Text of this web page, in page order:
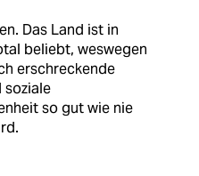
Das Land ist in
beliebt, weswegen
erschreckende
soziale
so gut wie nie